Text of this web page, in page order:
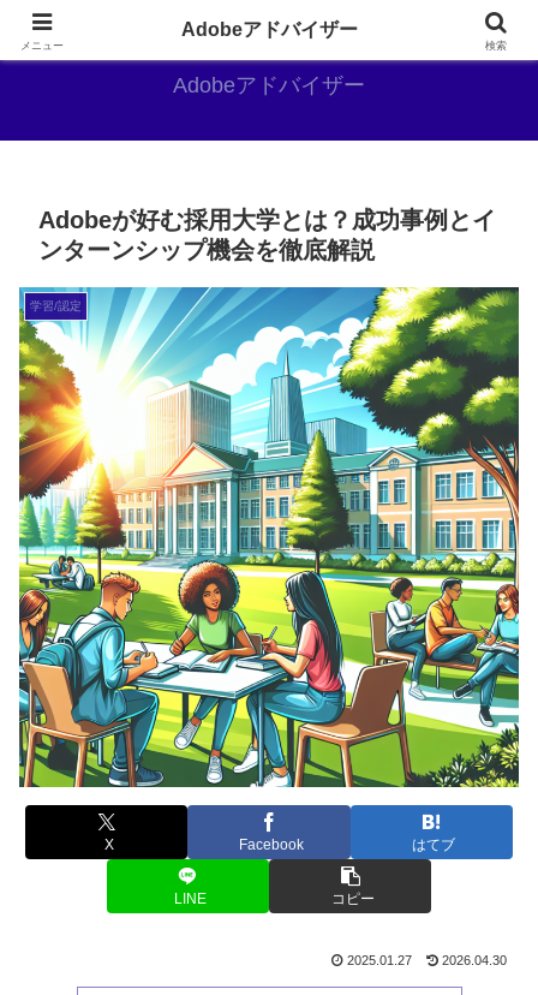
Adobe好きのAdobe推しブログ
Adobeアドバイザー
Adobeが好む採用大学とは？成功事例とイ
ンターンシップ機会を徹底解説
学習/認定
X Facebook はてブ
LINE コピー
2025.01.27 2026.04.30
メニュー
Adobeアドバイザー
検索